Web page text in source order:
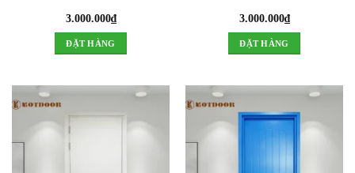
3.000.000₫
ĐẶT HÀNG
3.000.000₫
ĐẶT HÀNG